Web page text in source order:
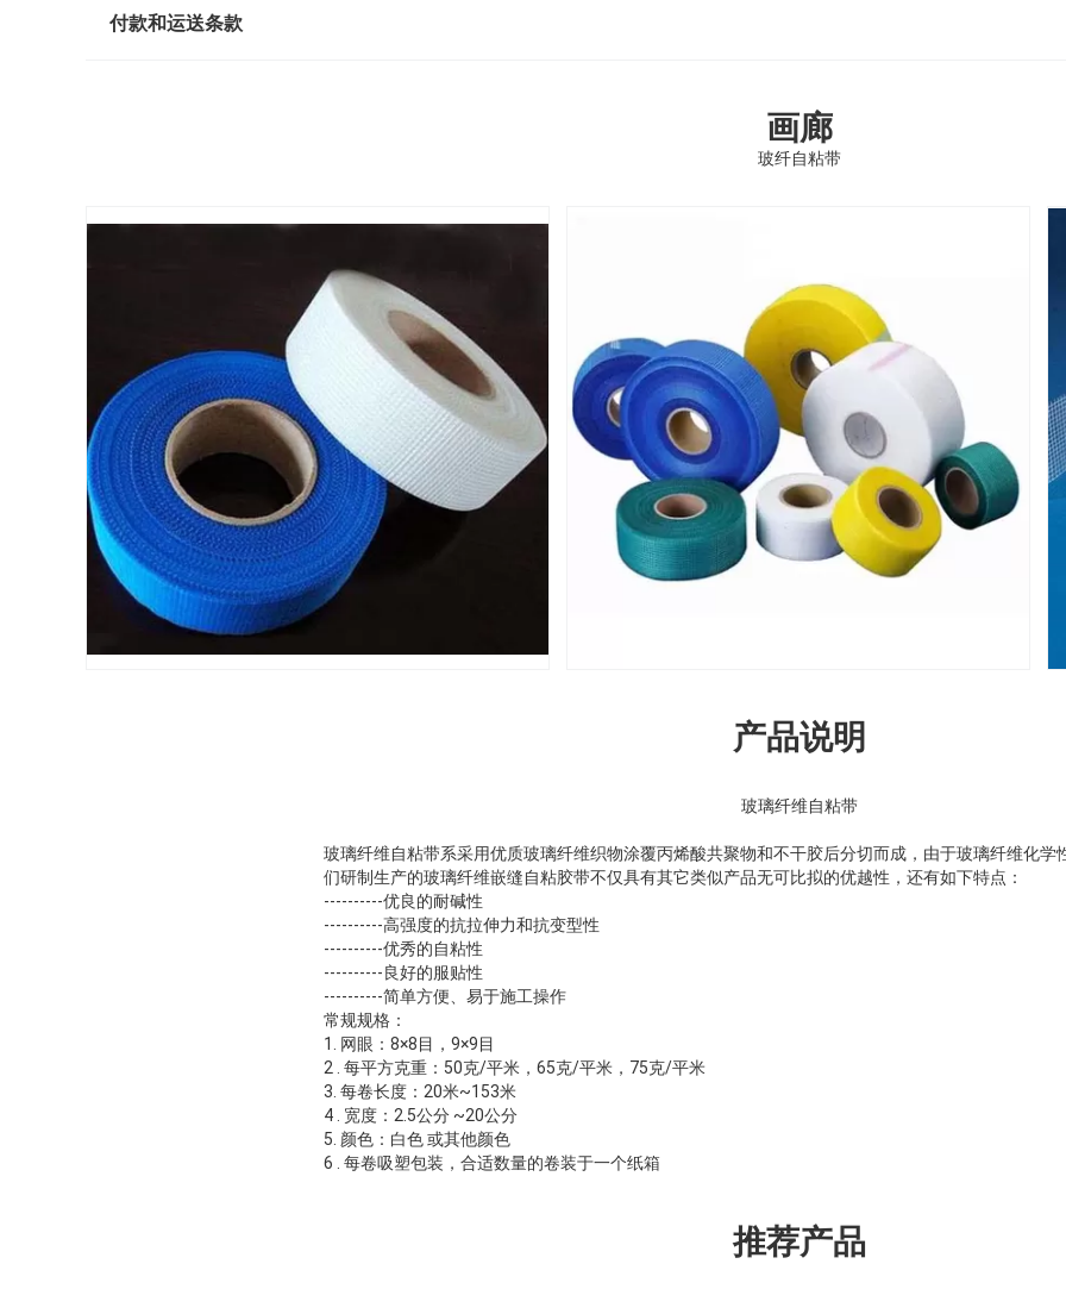
付款和运送条款
画廊
玻纤自粘带
产品说明
玻璃纤维自粘带
玻璃纤维自粘带系采用优质玻璃纤维织物涂覆丙烯酸共聚物和不干胶后分切而成，由于玻璃纤维化学
们研制生产的玻璃纤维嵌缝自粘胶带不仅具有其它类似产品无可比拟的优越性，还有如下特点：
----------优良的耐碱性
----------高强度的抗拉伸力和抗变型性
----------优秀的自粘性
----------良好的服贴性
----------简单方便、易于施工操作
常规规格：
1. 网眼：8×8目，9×9目
2 . 每平方克重：50克/平米，65克/平米，75克/平米
3. 每卷长度：20米~153米
4 . 宽度：2.5公分 ~20公分
5. 颜色：白色 或其他颜色
6 . 每卷吸塑包装，合适数量的卷装于一个纸箱
推荐产品